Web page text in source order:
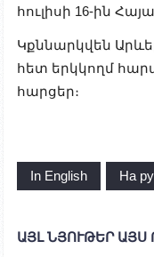
հուլիսի 16-ին
Կքննարկվեն
հետ երկկողմ
հարցեր։
In English На
ԱՅԼ ՆՅՈՒԹԵՐ